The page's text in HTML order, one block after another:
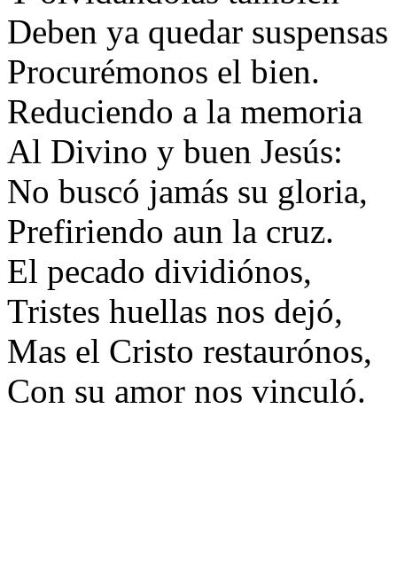
Deben ya quedar suspensas
Procurémonos el bien.
Reduciendo a la memoria
Al Divino y buen Jesús:
No buscó jamás su gloria,
Prefiriendo aun la cruz.
El pecado dividiónos,
Tristes huellas nos dejó,
Mas el Cristo restaurónos,
Con su amor nos vinculó.